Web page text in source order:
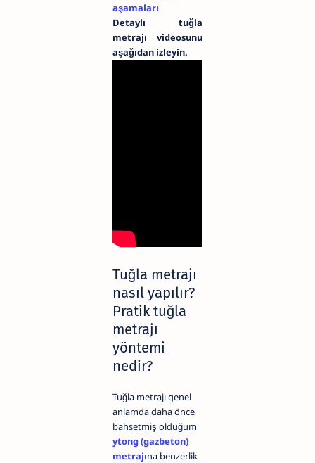
aşamaları
Detaylı tuğla
metrajı videosunu
aşağıdan izleyin.
Tuğla metrajı
nasıl yapılır?
Pratik tuğla
metrajı
yöntemi
nedir?
Tuğla metrajı genel
anlamda daha önce
bahsetmiş olduğum
ytong (gazbeton)
metrajına benzerlik